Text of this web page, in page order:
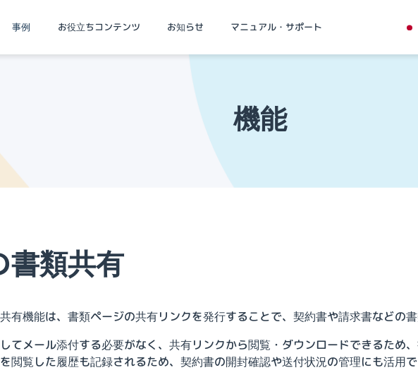
事例 お役立ちコンテンツ お知らせ マニュアル・サポート
機能
書類共有
有機能は、書類ページの共有リンクを発行することで、契約書や請求書などの
てメール添付する必要がなく、共有リンクから閲覧・ダウンロードできるため
閲覧した履歴も記録されるため、契約書の開封確認や送付状況の管理にも活用